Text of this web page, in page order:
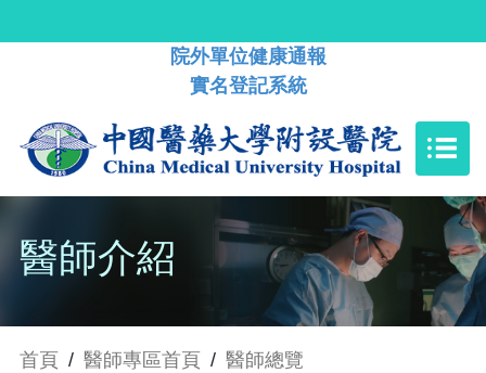
院外單位健康通報
實名登記系統
醫師介紹
首頁 / 醫師專區首頁 / 醫師總覽